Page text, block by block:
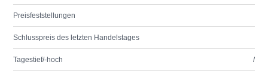
Preisfeststellungen
Schlusspreis des letzten Handelstages
Tagestief/-hoch /